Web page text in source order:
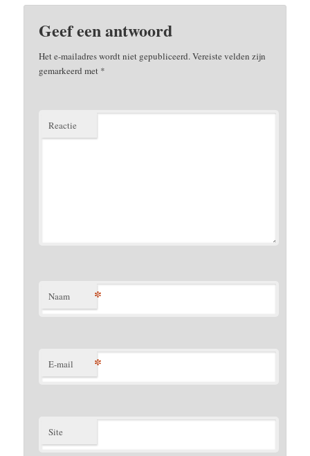
Geef een antwoord
Het e-mailadres wordt niet gepubliceerd.Vereiste velden zijn
gemarkeerd met *
Reactie
Naam *
E-mail *
Site